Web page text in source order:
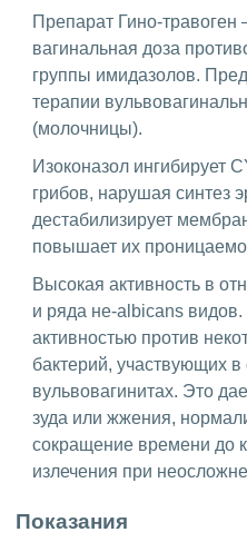
Препарат Гино-травоген
вагинальная доза
группы имидазолов.
терапии
(молочницы).
Изоконазол ингибирует
грибов, нарушая синтез
дестабилизирует
повышает их
Высокая активность в
и ряда не-albicans
активностью против
бактерий, участвующих
вульвовагинитах. Это
зуда или жжения,
сокращение времени до
излечения при
Показания